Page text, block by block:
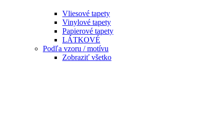
Vliesové tapety
Vinylové tapety
Papierové tapety
LÁTKOVÉ
Podľa vzoru / motívu
Zobraziť všetko